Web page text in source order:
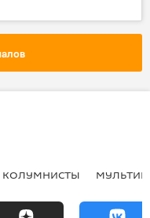
КОЛУМНИСТЫ